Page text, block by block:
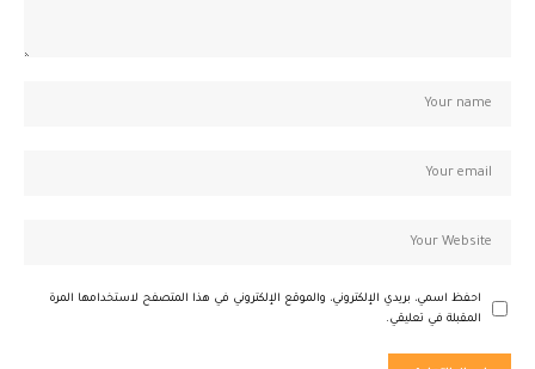
احفظ اسمي، بريدي الإلكتروني، والموقع الإلكتروني في هذا المتصفح لاستخدامها المرة
المقبلة في تعليقي.